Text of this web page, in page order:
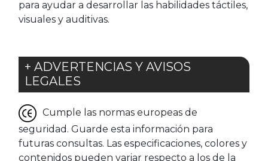
para ayudar a desarrollar las habilidades táctiles,
visuales y auditivas.
+ ADVERTENCIAS Y AVISOS
LEGALES
Cumple las normas europeas de
seguridad. Guarde esta información para
futuras consultas. Las especificaciones, colores y
contenidos pueden variar respecto a los de la